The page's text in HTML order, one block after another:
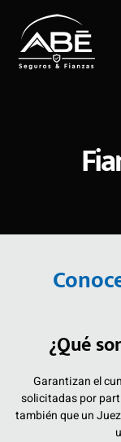
Saltar
al
¿Qué
Garantizan el
solicitadas por
también que un